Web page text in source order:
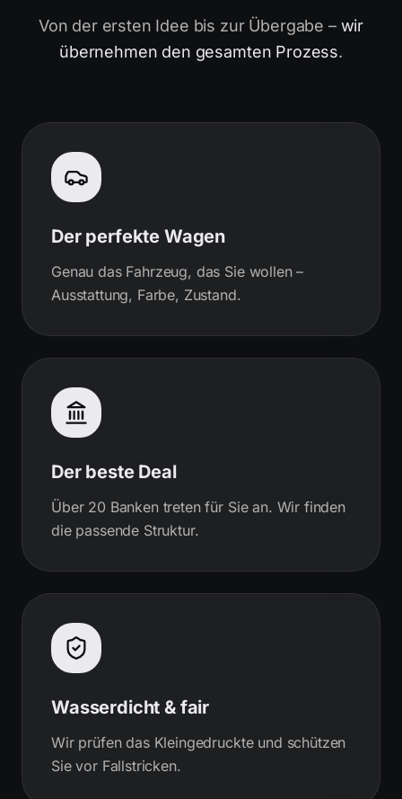
Von der ersten Idee bis zur Übergabe – wir
übernehmen den gesamten Prozess.
Der perfekte Wagen
Genau das Fahrzeug, das Sie wollen –
Ausstattung, Farbe, Zustand.
Der beste Deal
Über 20 Banken treten für Sie an. Wir finden
die passende Struktur.
Wasserdicht & fair
Wir prüfen das Kleingedruckte und schützen
Sie vor Fallstricken.